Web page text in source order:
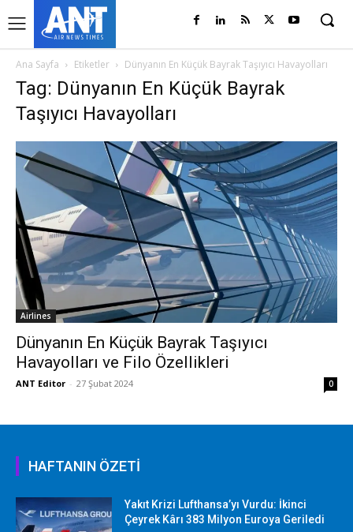
Ana Sayfa Etiketler Dünyanın En Küçük Bayrak Taşıyıcı Havayolları
Tag: Dünyanın En Küçük Bayrak
Taşıyıcı Havayolları
Airlines
Dünyanın En Küçük Bayrak Taşıyıcı
Havayolları ve Filo Özellikleri
ANT Editor - 27 Şubat 2024 0
HAFTANIN ÖZETİ
Yakıt Krizi Lufthansa’yı Vurdu: İkinci
Çeyrek Kârı 383 Milyon Euroya Geriledi